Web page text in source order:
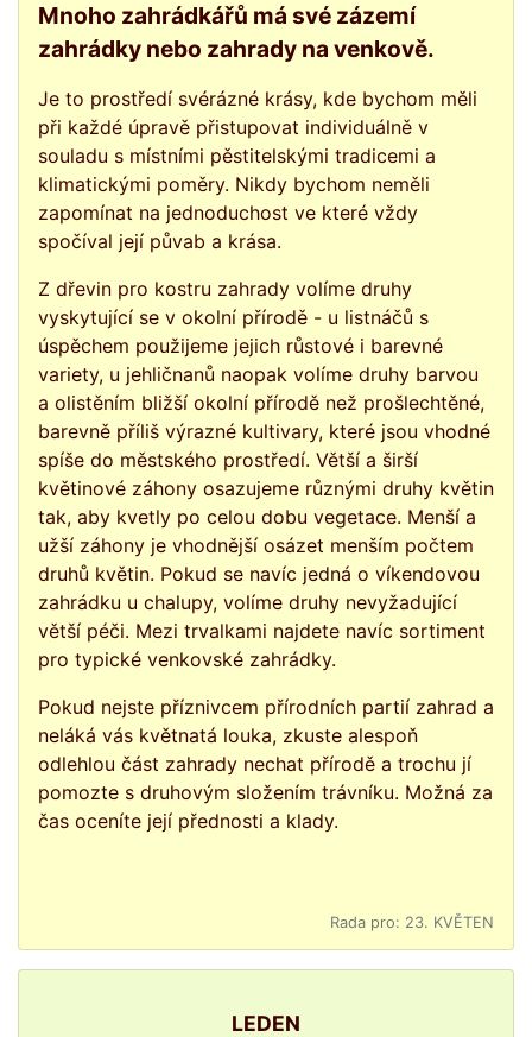
Mnoho zahrádkářů má své zázemí
zahrádky nebo zahrady na venkově.
Je to prostředí svérázné krásy, kde bychom měli
při každé úpravě přistupovat individuálně v
souladu s místními pěstitelskými tradicemi a
klimatickými poměry. Nikdy bychom neměli
zapomínat na jednoduchost ve které vždy
spočíval její půvab a krása.
Z dřevin pro kostru zahrady volíme druhy
vyskytující se v okolní přírodě - u listnáčů s
úspěchem použijeme jejich růstové i barevné
variety, u jehličnanů naopak volíme druhy barvou
a olistěním bližší okolní přírodě než prošlechtěné,
barevně příliš výrazné kultivary, které jsou vhodné
spíše do městského prostředí. Větší a širší
květinové záhony osazujeme různými druhy květin
tak, aby kvetly po celou dobu vegetace. Menší a
užší záhony je vhodnější osázet menším počtem
druhů květin. Pokud se navíc jedná o víkendovou
zahrádku u chalupy, volíme druhy nevyžadující
větší péči. Mezi trvalkami najdete navíc sortiment
pro typické venkovské zahrádky.
Pokud nejste příznivcem přírodních partií zahrad a
neláká vás květnatá louka, zkuste alespoň
odlehlou část zahrady nechat přírodě a trochu jí
pomozte s druhovým složením trávníku. Možná za
čas oceníte její přednosti a klady.
Rada pro: 23. KVĚTEN
LEDEN